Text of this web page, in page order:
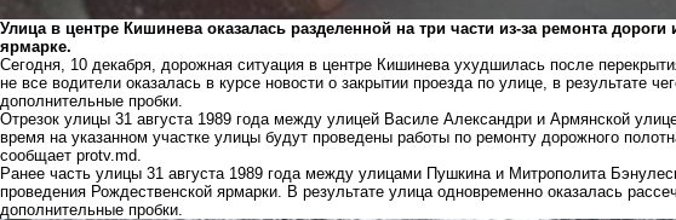
Улица в центре Кишинева оказалась разделенной на три части из-за ремонта
ярмарке.
Сегодня, 10 декабря, дорожная ситуация в центре Кишинева ухудшилась после
не все водители оказалась в курсе новости о закрытии проезда по улице, в результате
дополнительные пробки.
Отрезок улицы 31 августа 1989 года между улицей Василе Александри и Армянской
время на указанном участке улицы будут проведены работы по ремонту дорожного
сообщает protv.md.
Ранее часть улицы 31 августа 1989 года между улицами Пушкина и Митрополита
проведения Рождественской ярмарки. В результате улица одновременно оказалась
дополнительные пробки.